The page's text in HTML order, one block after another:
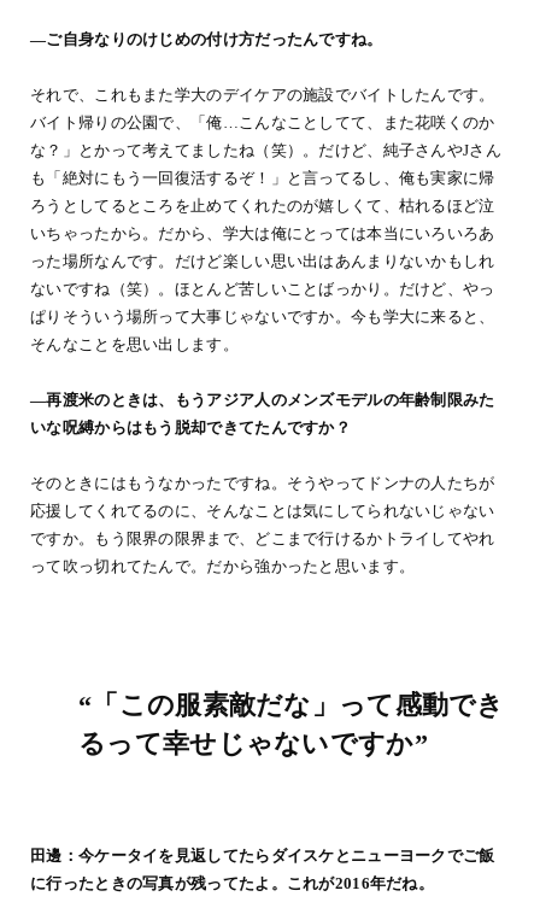
―ご自身なりのけじめの付け方だったんですね。
それで、これもまた学大のデイケアの施設でバイトしたんです。
バイト帰りの公園で、「俺…こんなことしてて、また花咲くのか
な？」とかって考えてましたね（笑）。だけど、純子さんやJさん
も「絶対にもう一回復活するぞ！」と言ってるし、俺も実家に帰
ろうとしてるところを止めてくれたのが嬉しくて、枯れるほど泣
いちゃったから。だから、学大は俺にとっては本当にいろいろあ
った場所なんです。だけど楽しい思い出はあんまりないかもしれ
ないですね（笑）。ほとんど苦しいことばっかり。だけど、やっ
ぱりそういう場所って大事じゃないですか。今も学大に来ると、
そんなことを思い出します。
―再渡米のときは、もうアジア人のメンズモデルの年齢制限みた
いな呪縛からはもう脱却できてたんですか？
そのときにはもうなかったですね。そうやってドンナの人たちが
応援してくれてるのに、そんなことは気にしてられないじゃない
ですか。もう限界の限界まで、どこまで行けるかトライしてやれ
って吹っ切れてたんで。だから強かったと思います。
“「この服素敵だな」って感動でき
るって幸せじゃないですか”
田邊：今ケータイを見返してたらダイスケとニューヨークでご飯
に行ったときの写真が残ってたよ。これが2016年だね。